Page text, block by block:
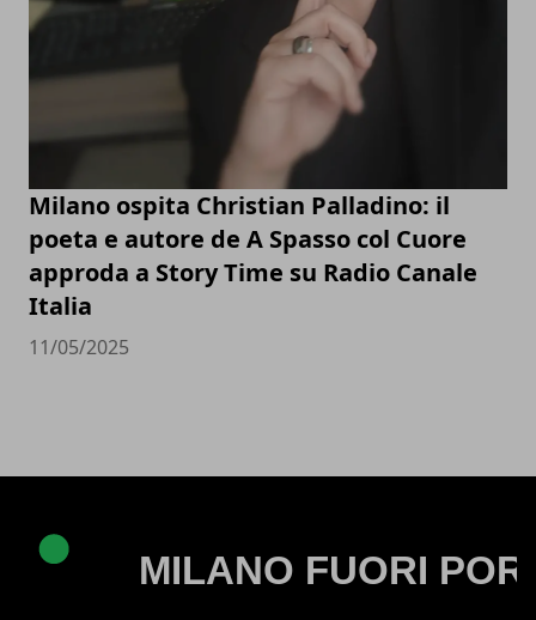
Milano ospita Christian Palladino: il
poeta e autore de A Spasso col Cuore
approda a Story Time su Radio Canale
Italia
11/05/2025